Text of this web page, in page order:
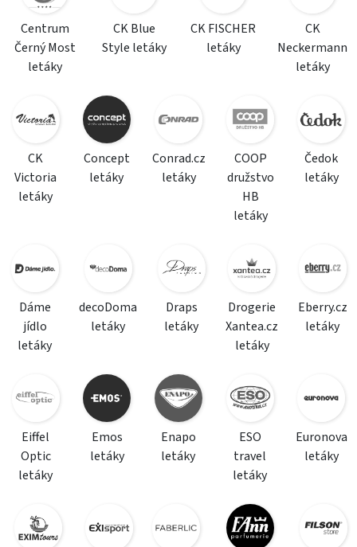
Centrum
Černý Most
letáky
CK Blue
Style letáky
CK FISCHER
letáky
CK
Neckermann
letáky
CK
Victoria
letáky
Concept
letáky
Conrad.cz
letáky
COOP
družstvo
HB
letáky
Čedok
letáky
Dáme
jídlo
letáky
decoDoma
letáky
Draps
letáky
Drogerie
Xantea.cz
letáky
Eberry.cz
letáky
Eiffel
Optic
letáky
Emos
letáky
Enapo
letáky
ESO
travel
letáky
Euronova
letáky